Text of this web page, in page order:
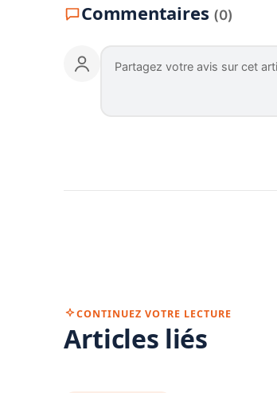
Commentaires (0)
CONTINUEZ VOTRE LECTURE
Articles liés